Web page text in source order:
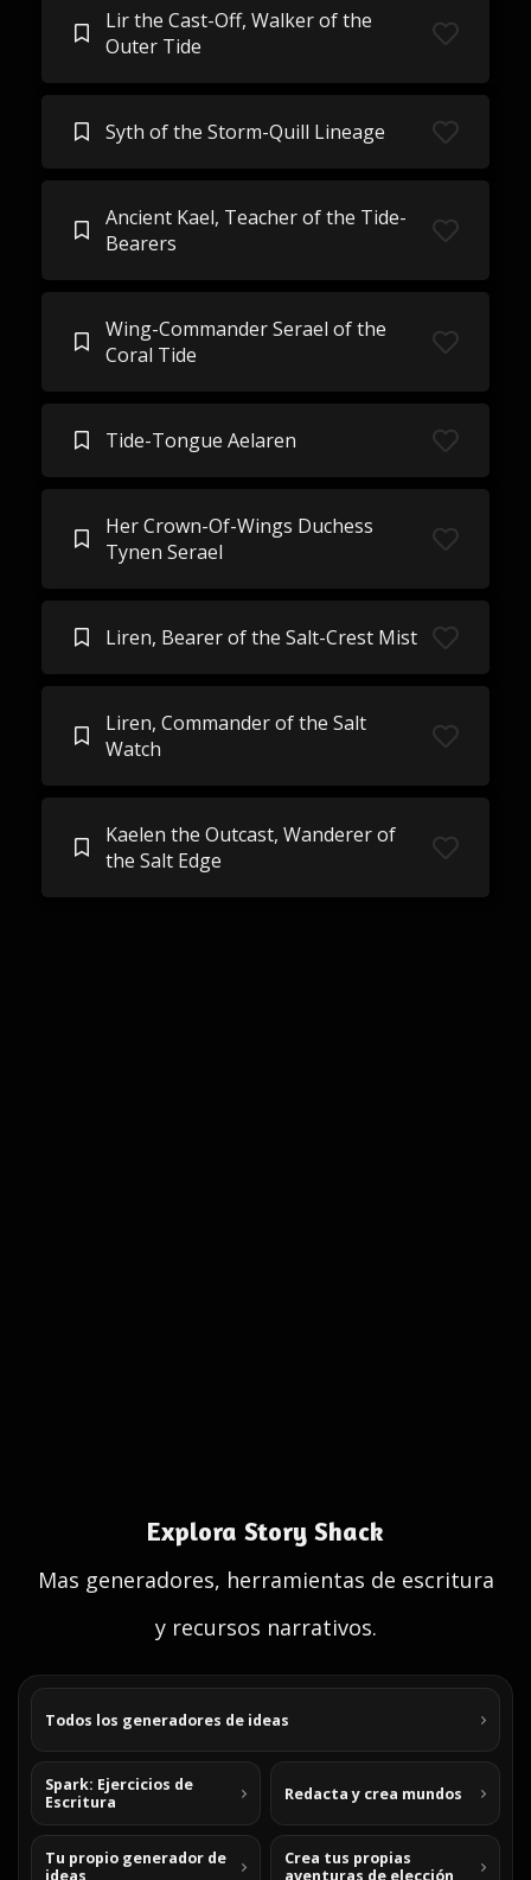
Lir the Cast-Off, Walker of the
Outer Tide
Syth of the Storm-Quill Lineage
Ancient Kael, Teacher of the Tide-
Bearers
Wing-Commander Serael of the
Coral Tide
Tide-Tongue Aelaren
Her Crown-Of-Wings Duchess
Tynen Serael
Liren, Bearer of the Salt-Crest Mist
Liren, Commander of the Salt
Watch
Kaelen the Outcast, Wanderer of
the Salt Edge
Explora Story Shack
Mas generadores, herramientas de escritura
y recursos narrativos.
Todos los generadores de ideas
Spark: Ejercicios de
Escritura
Redacta y crea mundos
Tu propio generador de
ideas
Crea tus propias
aventuras de elección